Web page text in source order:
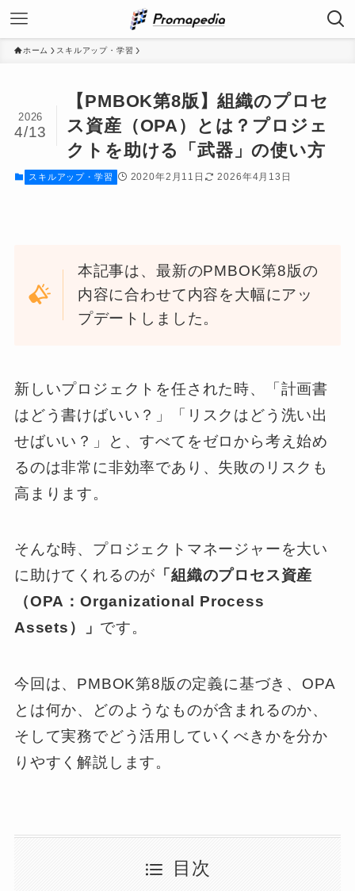
ホーム スキルアップ・学習
【PMBOK第8版】組織のプロセ
ス資産（OPA）とは？プロジェ
クトを助ける「武器」の使い方
2026
4/13
スキルアップ・学習 2020年2月11日 2026年4月13日
本記事は、最新のPMBOK第8版の
内容に合わせて内容を大幅にアッ
プデートしました。
新しいプロジェクトを任された時、「計画書
はどう書けばいい？」「リスクはどう洗い出
せばいい？」と、すべてをゼロから考え始め
るのは非常に非効率であり、失敗のリスクも
高まります。
そんな時、プロジェクトマネージャーを大い
に助けてくれるのが 「組織のプロセス資産
（OPA：Organizational Process
Assets）」 です。
今回は、PMBOK第8版の定義に基づき、OPA
とは何か、どのようなものが含まれるのか、
そして実務でどう活用していくべきかを分か
りやすく解説します。
目次